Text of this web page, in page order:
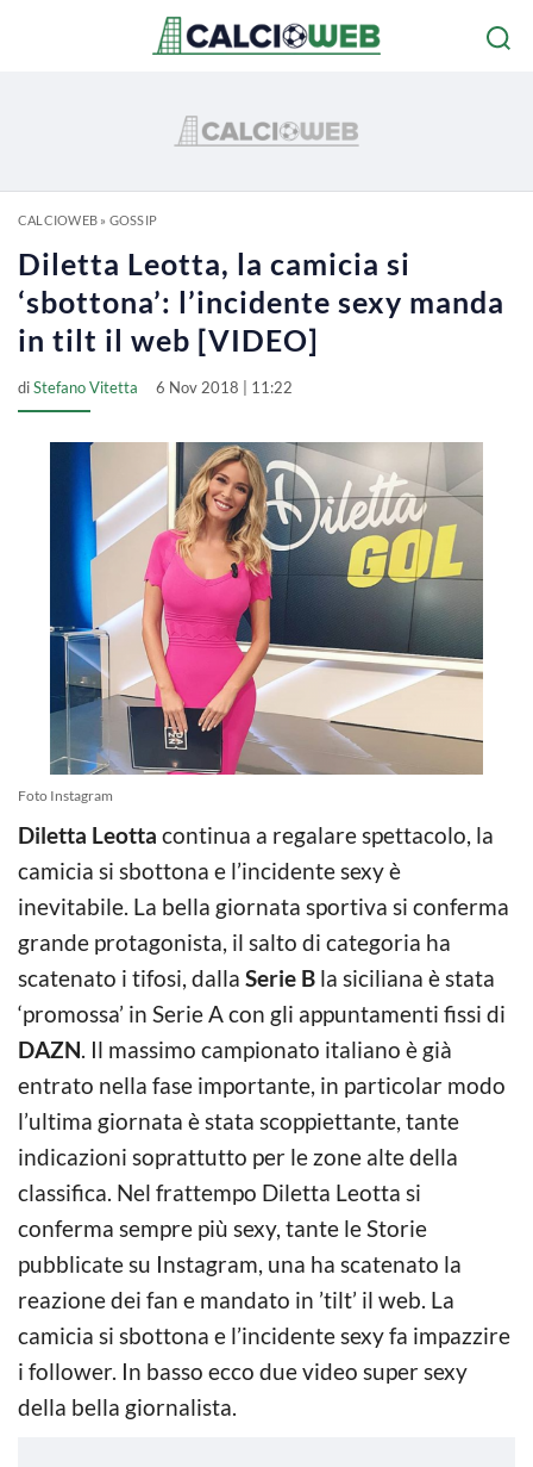
CALCIOWEB» GOSSIP
Diletta Leotta, la camicia si
‘sbottona’: l’incidente sexy manda
in tilt il web [VIDEO]
diStefano Vitetta 6 Nov 2018 | 11:22
Foto Instagram
Diletta Leotta continua a regalare spettacolo, la
camicia si sbottona e l’incidente sexy è
inevitabile. La bella giornata sportiva si conferma
grande protagonista, il salto di categoria ha
scatenato i tifosi, dalla Serie B la siciliana è stata
‘promossa’ in Serie A con gli appuntamenti fissi di
DAZN. Il massimo campionato italiano è già
entrato nella fase importante, in particolar modo
l’ultima giornata è stata scoppiettante, tante
indicazioni soprattutto per le zone alte della
classifica. Nel frattempo Diletta Leotta si
conferma sempre più sexy, tante le Storie
pubblicate su Instagram, una ha scatenato la
reazione dei fan e mandato in ’tilt’ il web. La
camicia si sbottona e l’incidente sexy fa impazzire
i follower. In basso ecco due video super sexy
della bella giornalista.